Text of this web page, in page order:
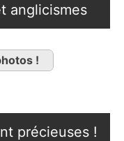
anglicismes
!
précieuses !